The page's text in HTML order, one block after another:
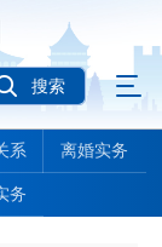
系 离婚实务
务